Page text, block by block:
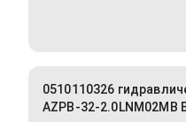
0510110326
AZPB-32-2.0LNM02MB